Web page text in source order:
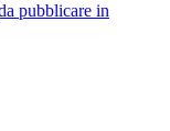
pubblicare in